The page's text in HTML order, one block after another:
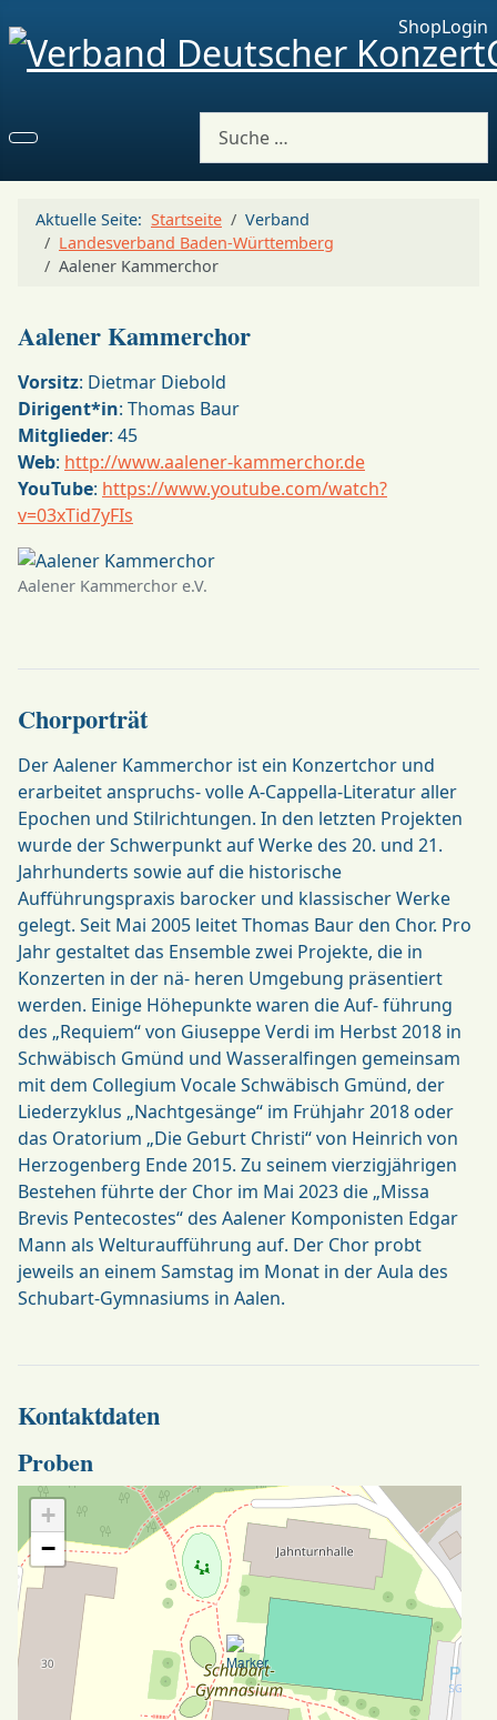
ShopLogin
Suchen
Aktuelle Seite: Startseite
Verband
Landesverband Baden-Württemberg
Aalener Kammerchor
Aalener Kammerchor
Vorsitz: Dietmar Diebold
Dirigent*in: Thomas Baur
Mitglieder: 45
Web: http://www.aalener-kammerchor.de
YouTube: https://www.youtube.com/watch?
v=03xTid7yFIs
Aalener Kammerchor e.V.
Chorporträt
Der Aalener Kammerchor ist ein Konzertchor und
erarbeitet anspruchs- volle A-Cappella-Literatur aller
Epochen und Stilrichtungen. In den letzten Projekten
wurde der Schwerpunkt auf Werke des 20. und 21.
Jahrhunderts sowie auf die historische
Aufführungspraxis barocker und klassischer Werke
gelegt. Seit Mai 2005 leitet Thomas Baur den Chor. Pro
Jahr gestaltet das Ensemble zwei Projekte, die in
Konzerten in der nä- heren Umgebung präsentiert
werden. Einige Höhepunkte waren die Auf- führung
des „Requiem“ von Giuseppe Verdi im Herbst 2018 in
Schwäbisch Gmünd und Wasseralfingen gemeinsam
mit dem Collegium Vocale Schwäbisch Gmünd, der
Liederzyklus „Nachtgesänge“ im Frühjahr 2018 oder
das Oratorium „Die Geburt Christi“ von Heinrich von
Herzogenberg Ende 2015. Zu seinem vierzigjährigen
Bestehen führte der Chor im Mai 2023 die „Missa
Brevis Pentecostes“ des Aalener Komponisten Edgar
Mann als Welturaufführung auf. Der Chor probt
jeweils an einem Samstag im Monat in der Aula des
Schubart-Gymnasiums in Aalen.
Kontaktdaten
Proben
+
−